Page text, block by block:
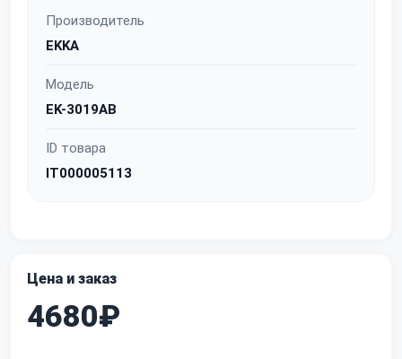
Производитель
EKKA
Модель
EK-3019AB
ID товара
IT000005113
Цена и заказ
4680₽